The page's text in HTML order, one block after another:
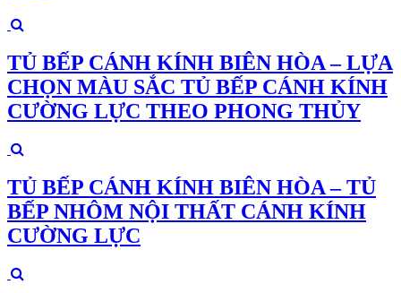
TỦ BẾP CÁNH KÍNH BIÊN HÒA – LỰA
CHỌN MÀU SẮC TỦ BẾP CÁNH KÍNH
CƯỜNG LỰC THEO PHONG THỦY
TỦ BẾP CÁNH KÍNH BIÊN HÒA – TỦ
BẾP NHÔM NỘI THẤT CÁNH KÍNH
CƯỜNG LỰC